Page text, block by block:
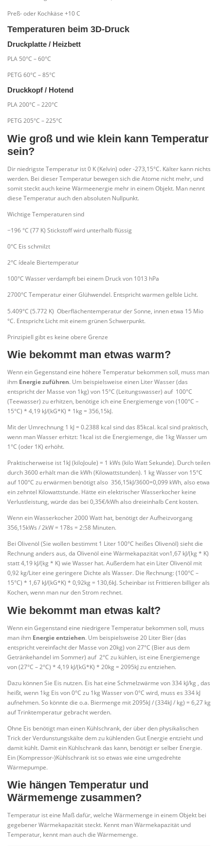
Preß- oder Kochkäse +10 C
Temperaturen beim 3D-Druck
Druckplatte / Heizbett
PLA 50°C – 60°C
PETG 60°C – 85°C
Druckkopf / Hotend
PLA 200°C – 220°C
PETG 205°C – 225°C
Wie groß und wie klein kann Temperatur
sein?
Dir niedrigste Temperatur ist 0 K (Kelvin) oder -273,15°C. Kälter kann nichts
werden. Bei dieser Temperatur bewegen sich die Atome nicht mehr, und
somit steckt auch keine Wärmeenergie mehr in einem Objekt. Man nennt
diese Temperatur auch den absoluten Nullpunkt.
Wichtige Temperaturen sind
−196 °C (77 K) Stickstoff wird unterhalb flüssig
0°C Eis schmilzt
2°C ídeale Biertemperatur
100°C Wasser verdampft bei einem Druck von 1013 hPa
2700°C Temperatur einer Glühwendel. Entspricht warmen gelble Licht.
5.409°C (5.772 K) Oberflächentemperatur der Sonne, innen etwa 15 Mio
°C. Entspricht Licht mit einem grünen Schwerpunkt.
Prinzipiell gibt es keine obere Grenze
Wie bekommt man etwas warm?
Wenn ein Gegenstand eine höhere Temperatur bekommen soll, muss man
ihm Energie zuführen. Um beispielsweise einen Liter Wasser (das
entspricht der Masse von 1kg) von 15°C (Leitungswasser) auf 100°C
(Teewasser) zu erhitzen, benötige ich eine Energiemenge von (100°C –
15°C) * 4,19 kJ/(kG*K) * 1kg = 356,15kJ.
Mit der Umrechnung 1 kJ = 0.2388 kcal sind das 85kcal. kcal sind praktisch,
wenn man Wasser erhitzt: 1kcal ist die Energiemenge, die 1kg Wasser um
1°C (oder 1K) erhöht.
Praktischerweise ist 1kJ (kiloJoule) = 1 kWs (kilo Watt Sekunde). Durch teilen
durch 3600 erhält man die kWh (Kilowattstunden). 1 kg Wasser von 15°C
auf 100°C zu erwärmen benötigt also 356,15kJ/3600=0,099 kWh, also etwa
ein zehntel Kilowattstunde. Hätte ein elektrischer Wasserkocher keine
Verlustleistung, würde das bei 0,35€/kWh also dreieinhalb Cent kosten.
Wenn ein Wasserkocher 2000 Watt hat, benötigt der Aufheizvorgang
356,15kWs / 2kW = 178s = 2:58 Minuten.
Bei Olivenöl (Sie wollen bestimmt 1 Liter 100°C heißes Olivenöl) sieht die
Rechnung anders aus, da Olivenöl eine Wärmekapazität von1,67 kJ/(kg * K)
statt 4,19 kJ/(kg * K) wie Wasser hat. Außerdem hat ein Liter Olivenöl mit
0,92 kg/Liter eine geringere Dichte als Wasser. Die Rechnung: (100°C –
15°C) * 1,67 kJ/(kG*K) * 0,92kg = 130,6kJ. Scheinbar ist Frittieren billiger als
Kochen, wenn man nur den Strom rechnet.
Wie bekommt man etwas kalt?
Wenn ein Gegenstand eine niedrigere Temperatur bekommen soll, muss
man ihm Energie entziehen. Um beispielsweise 20 Liter Bier (das
entspricht vereinfacht der Masse von 20kg) von 27°C (Bier aus dem
Getränkehandel im Sommer) auf 2°C zu kühlen, ist eine Energiemenge
von (27°C – 2°C) * 4,19 kJ/(kG*K) * 20kg = 2095kJ zu entziehen.
Dazu können Sie Eis nutzen. Eis hat eine Schmelzwärme von 334 kJ/kg , das
heißt, wenn 1kg Eis von 0°C zu 1kg Wasser von 0°C wird, muss es 334 kJ
aufnehmen. So könnte die o.a. Biermenge mit 2095kJ / (334kJ / kg) = 6,27 kg
auf Trinktemperatur gebracht werden.
Ohne Eis benötigt man einen Kühlschrank, der über den physikalischen
Trick der Verdunstungskälte dem zu kühlenden Gut Energie entzieht und
damit kühlt. Damit ein Kühlschrank das kann, benötigt er selber Energie.
Ein (Kompressor-)Kühlschrank ist so etwas wie eine umgedrehte
Wärmepumpe.
Wie hängen Temperatur und
Wärmemenge zusammen?
Temperatur ist eine Maß dafür, welche Wärmemenge in einem Objekt bei
gegebener Wärmekapazität steckt. Kennt man Wärmekapazität und
Temperatur, kennt man auch die Wärmemenge.